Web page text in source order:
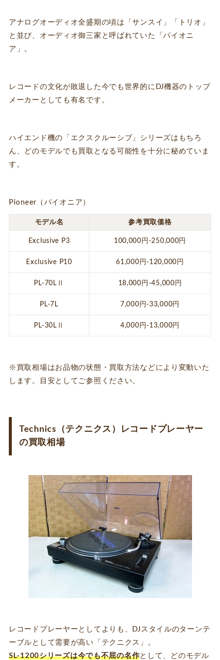
アナログオーディオ全盛期の頃は「サンスイ」「トリオ」
と並び、オーディオ御三家と呼ばれていた「パイオニ
ア」。
レコードの文化が敗退した今でも世界的にDJ機器のトップ
メーカーとしても有名です。
ハイエンド機の「エクスクルーシブ」シリーズはもちろ
ん、どのモデルでも買取となる可能性を十分に秘めていま
す。
Pioneer（パイオニア）
モデル名 参考買取価格
Exclusive P3 100,000円-250,000円
Exclusive P10 61,000円-120,000円
PL-70LⅡ 18,000円-45,000円
PL-7L 7,000円-33,000円
PL-30LⅡ 4,000円-13,000円
※買取相場はお品物の状態・買取方法などにより変動いた
します。目安としてご参照ください。
Technics（テクニクス）レコードプレーヤー
の買取相場
レコードプレーヤーとしてよりも、DJスタイルのターンテ
ーブルとして需要が高い「テクニクス」。
SL-1200シリーズは今でも不屈の名作として、どのモデル